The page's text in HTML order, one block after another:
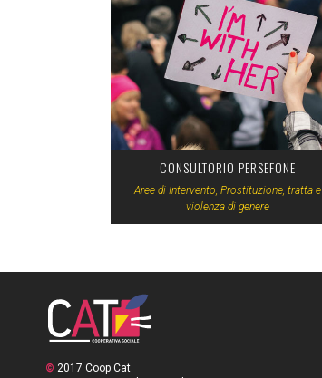
VIEW
CONSULTORIO PERSEFONE
Aree di Intervento, Prostituzione, tratta e
violenza di genere
© 2017 Coop Cat